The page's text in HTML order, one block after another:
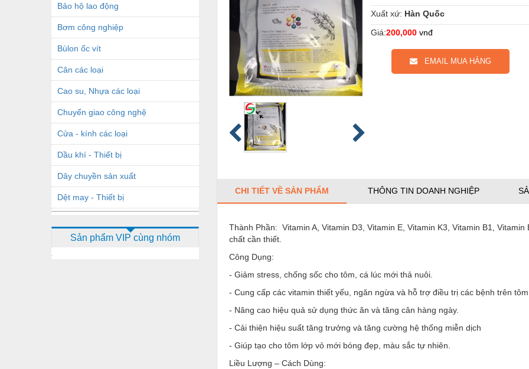
Bảo hộ lao động
Bơm công nghiệp
Bùlon ốc vít
Cân các loại
Cao su, Nhựa các loại
Chuyển giao công nghệ
Cửa - kính các loại
Dầu khí - Thiết bị
Dây chuyền sản xuất
Dệt may - Thiết bị
Dịch vụ - Thi công
Sản phẩm VIP cùng nhóm
Xuất xứ: Hàn Quốc
Giá:200,000 vnđ
EMAIL MUA HÀNG
CHI TIẾT VỀ SẢN PHẨM THÔNG TIN DOANH NGHIỆP
Thành Phần: Vitamin A, Vitamin D3, Vitamin E, Vitamin K3, Vitamin B1,
chất cần thiết.
Công Dụng:
- Giảm stress, chống sốc cho tôm, cá lúc mới thả nuôi.
- Cung cấp các vitamin thiết yếu, ngăn ngừa và hỗ trợ điều trị các bệnh trên
- Nâng cao hiệu quả sử dụng thức ăn và tăng cân hàng ngày.
- Cải thiện hiệu suất tăng trưởng và tăng cường hệ thống miễn dịch
- Giúp tạo cho tôm lớp vỏ mới bóng đẹp, màu sắc tự nhiên.
Liều Lượng – Cách Dùng: